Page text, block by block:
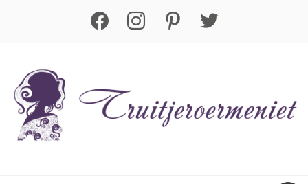
facebook instagram pinterest twitter